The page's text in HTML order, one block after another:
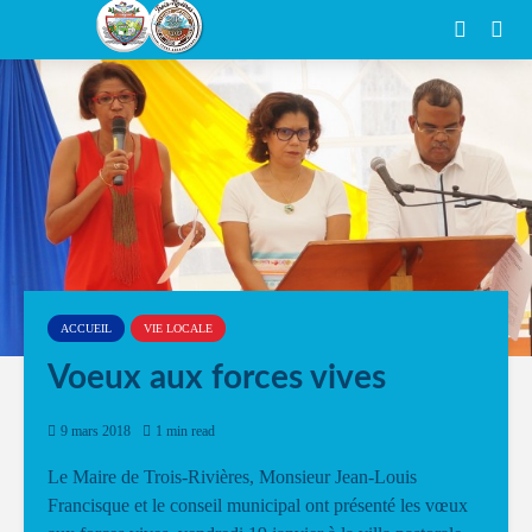
ACCUEIL VIE LOCALE
Voeux aux forces vives
9 mars 2018 1 min read
Le Maire de Trois-Rivières, Monsieur Jean-Louis
Francisque et le conseil municipal ont présenté les vœux